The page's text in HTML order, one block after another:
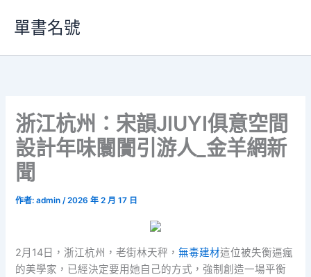
要
單書名號
浙江杭州：宋韻JIUYI俱意空間
設計年味闤闠引游人_金羊網新
聞
作者:admin/2026 年 2 月 17 日
2月14日，浙江杭州，老街林天秤，無毒建材這位被失衡逼瘋
的美學家，已經決定要用她自己的方式，強制創造一場平衡